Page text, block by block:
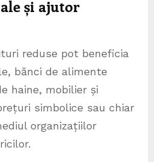
și ajutor
reduse pot beneficia
bănci de alimente
haine, mobilier și
simbolice sau chiar
organizațiilor